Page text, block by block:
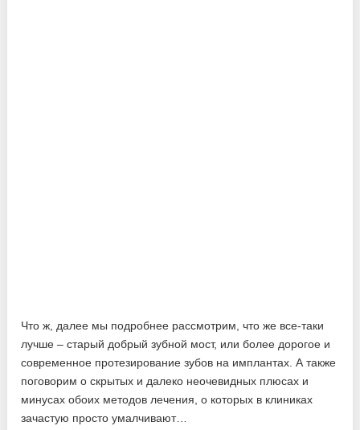
Что ж, далее мы подробнее рассмотрим, что же все-таки
лучше – старый добрый зубной мост, или более дорогое и
современное протезирование зубов на имплантах. А также
поговорим о скрытых и далеко неочевидных плюсах и
минусах обоих методов лечения, о которых в клиниках
зачастую просто умалчивают…